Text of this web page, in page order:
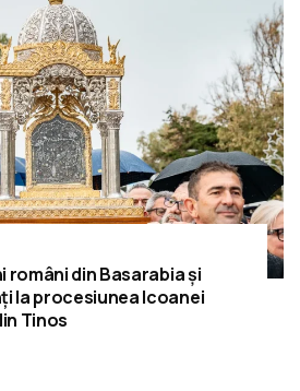
români din Basarabia și
la procesiunea Icoanei
Tinos